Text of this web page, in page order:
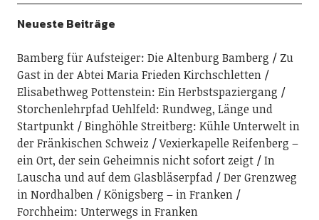
Neueste Beiträge
Bamberg für Aufsteiger: Die Altenburg Bamberg
Zu
Gast in der Abtei Maria Frieden Kirchschletten
Elisabethweg Pottenstein: Ein Herbstspaziergang
Storchenlehrpfad Uehlfeld: Rundweg, Länge und
Startpunkt
Binghöhle Streitberg: Kühle Unterwelt in
der Fränkischen Schweiz
Vexierkapelle Reifenberg –
ein Ort, der sein Geheimnis nicht sofort zeigt
In
Lauscha und auf dem Glasbläserpfad
Der Grenzweg
in Nordhalben
Königsberg – in Franken
Forchheim: Unterwegs in Franken